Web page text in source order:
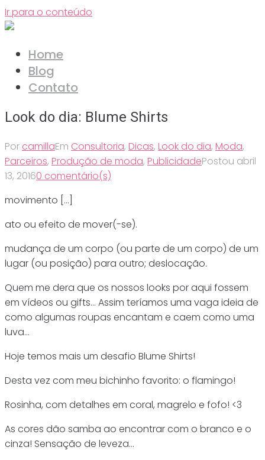
Ir para o conteúdo
Home
Blog
Contato
Look do dia: Blume Shirts
Por camillaEm Consultoria, Dicas, Look do dia, Moda,
Parceiros, Produção de moda, PublicidadePostou abril
13, 20160 comentário(s)
movimento […]
ato ou efeito de mover(-se).
mudança de um corpo (ou parte de um corpo) de um
lugar (ou posição) para outro; deslocação.
Quem me dera que os nossos looks por aqui fossem
em vídeos ou gifts… Assim teríamos uma vaga ideia de
como algumas roupas encantam e caem como uma
luva…
Hoje temos mais um desafio Blume Shirts!
Desta vez com meu bichinho favorito: o flamingo!
Rosinha, com detalhes em coral, magrelo e fofo! <3
As cores dão samba ao encontrar com o branco e o
cinza! Sensação de leveza…